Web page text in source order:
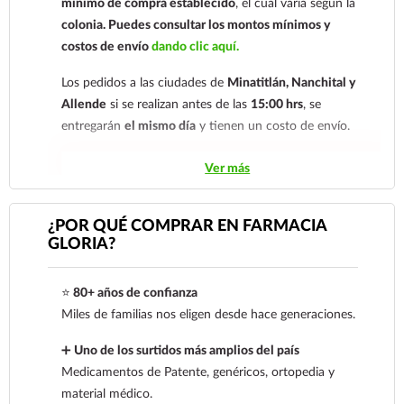
mínimo de compra establecido, el cual varía según la
colonia. Puedes consultar los montos mínimos y
costos de envíodando clic aquí.
Los pedidos a las ciudades de Minatitlán, Nanchital y
Allende si se realizan antes de las 15:00 hrs, se
entregaránel mismo día y tienen un costo de envío.
Los pedidos de otras localidades se envían mediante
.Sólo hacemos envíos en el territorio
nacional.
económica.En la tarifa nacional al día siguiente, los
pedidos deben realizarseantes de las 14:00 hrs.El
tiempo de entrega de la tarifa económica es de
días.
En losproductos refrigerados siempre se debe
Ver más
¿POR QUÉ COMPRAR EN FARMACIA
GLORIA?
⭐ 80+ años de confianza
Miles de familias nos eligen desde hace generaciones.
➕ Uno de los surtidos más amplios del país
Medicamentos de Patente, genéricos, ortopedia y
material médico.